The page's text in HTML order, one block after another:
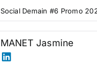
Social Demain #6 Promo
MANET Jasmine